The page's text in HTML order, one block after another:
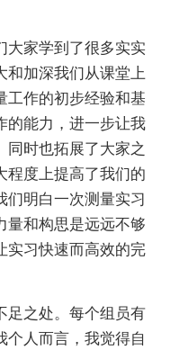
家学到了很多实实
和加深我们从课堂上
工作的初步经验和基
的能力，进一步让我
同时也拓展了大家之
程度上提高了我们的
们明白一次测量实习
量和构思是远远不够
实习快速而高效的完
之处。每个组员有
个人而言，我觉得自